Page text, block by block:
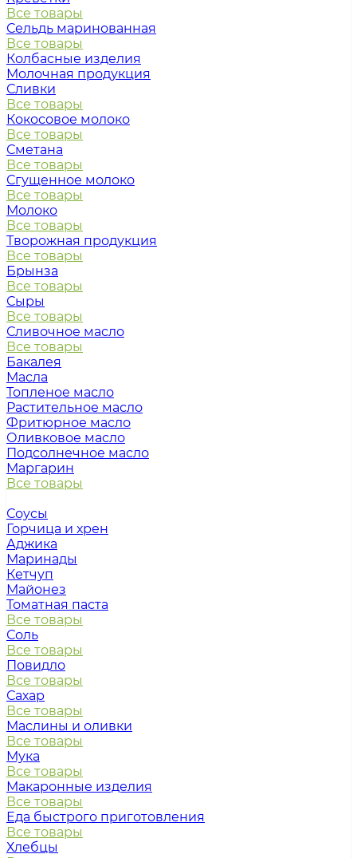
Все товары
Сельдь маринованная
Все товары
Колбасные изделия
Молочная продукция
Сливки
Все товары
Кокосовое молоко
Все товары
Сметана
Все товары
Сгущенное молоко
Все товары
Молоко
Все товары
Творожная продукция
Все товары
Брынза
Все товары
Сыры
Все товары
Сливочное масло
Все товары
Бакалея
Масла
Топленое масло
Растительное масло
Фритюрное масло
Оливковое масло
Подсолнечное масло
Маргарин
Все товары
Соусы
Горчица и хрен
Аджика
Маринады
Кетчуп
Майонез
Томатная паста
Все товары
Соль
Все товары
Повидло
Все товары
Сахар
Все товары
Маслины и оливки
Все товары
Мука
Все товары
Макаронные изделия
Все товары
Еда быстрого приготовления
Все товары
Хлебцы